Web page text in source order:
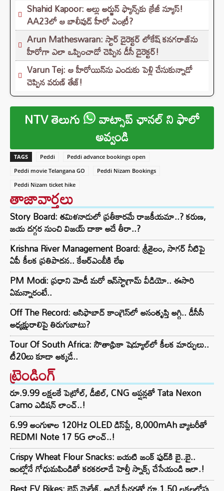
Shahid Kapoor: అల్లు అర్జున్ ఫ్యాన్స్‌కు క్రేజీ న్యూస్!
AA23లో ఆ బాలీవుడ్ హీరో ఎంట్రీ?
Arun Matheswaran: స్టార్ డైరెక్టర్ లోకేష్ కనగరాజ్‌ను
హీరోగా ఎలా ఒప్పించాడో చెప్పిన డీసీ డైరెక్టర్!
Varun Tej: ఆ హీరోయిన్‌ను ఎందుకు పెళ్లి చేసుకున్నాడో
చెప్పిన వరుణ్ తేజ్!
NTV తెలుగు వాట్సాప్ ఛానల్ ని ఫాలో
అవ్వండి
TAGS Peddi
Peddi advance bookings open
Peddi movie Telangana GO
Peddi Nizam Bookings
Peddi Nizam ticket hike
తాజావార్తలు
Story Board: తమిళనాడులో ప్రతీకారమే రాజకీయమా..? కరుణ,
జయ దగ్గర నుంచి విజయ్ దాకా అదే తీరా..?
Krishna River Management Board: శ్రీశైలం, సాగర్ నీటిపై
ఏపీ కీలక ప్రతిపాదన.. కేఆర్ఎంబీకి లేఖ
PM Modi: ప్రధాని మోడీ మరో ఇన్‌స్టాగ్రామ్ వీడియో.. ఈసారి
ఏమన్నారంటే..
Off The Record: ఆసిఫాబాద్ కాంగ్రెస్‌లో అసంతృప్తి అగ్గి.. డీసీసీ
అధ్యక్షురాలిపై తిరుగుబాటు?
Tour Of South Africa: సౌతాఫ్రికా షెడ్యూల్‌లో కీలక మార్పులు..
టీ20లు కూడా అక్కడే..
ట్రెండింగ్‌
రూ.9.99 లక్షలకే పెట్రోల్, డీజిల్, CNG ఆప్షన్లతో Tata Nexon
Camo ఎడిషన్ లాంచ్..!
6.99 అంగుళాల 120Hz OLED డిస్‌ప్లే, 8,000mAh బ్యాటరీతో
REDMI Note 17 5G లాంచ్..!
Crispy Wheat Flour Snacks: బయటి జంక్ ఫుడ్‌కి బై..బై..
ఇంట్లోనే గోధుమపిండితో కరకరలాడే హెల్తీ స్నాక్స్ చేసేయండి ఇలా.!